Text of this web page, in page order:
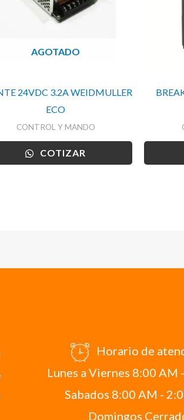
AGOTADO
24VDC 3.2A WEIDMULLER
ECO
CONTROL Y MANDO
COTIZAR
Horario de
Lunes a Viernes 8:00 AM
Sabados 8:00 AM -
Domingos